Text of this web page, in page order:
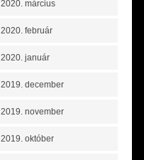
2020. március
2020. február
2020. január
2019. december
2019. november
2019. október